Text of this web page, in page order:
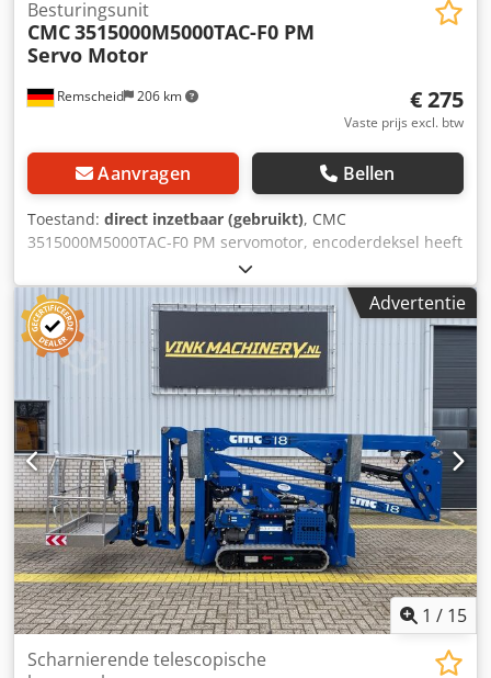
Remscheid 206 km
Besturingsunit
CMC3515000M5000TAC-F0 PM
Servo Motor
€ 275
Vaste prijs excl. btw
Aanvragen Bellen
Toestand: direct inzetbaar (gebruikt), CMC
3515000M5000TAC-F0 PM servomotor, encoderdeksel heeft
een scheur zie foto, serienummer volgens foto, gebruikt,
normale gebruikssporen, 100% functioneel,
leveringsomvang volgens foto Dcedpoi D Hnqofx Adysk
Advertentie
1 / 15
Scharnierende telescopische